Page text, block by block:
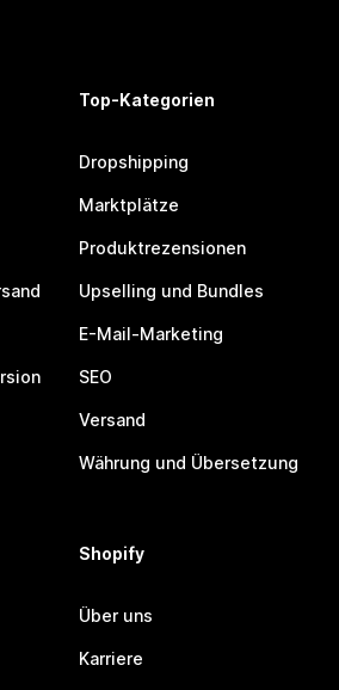
Top-Kategorien
Dropshipping
Marktplätze
Produktrezensionen
Upselling und Bundles
E-Mail-Marketing
SEO
Versand
Währung und Übersetzung
Shopify
Über uns
Karriere